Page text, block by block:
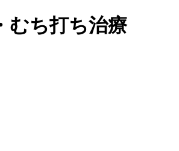
むち打ち治療